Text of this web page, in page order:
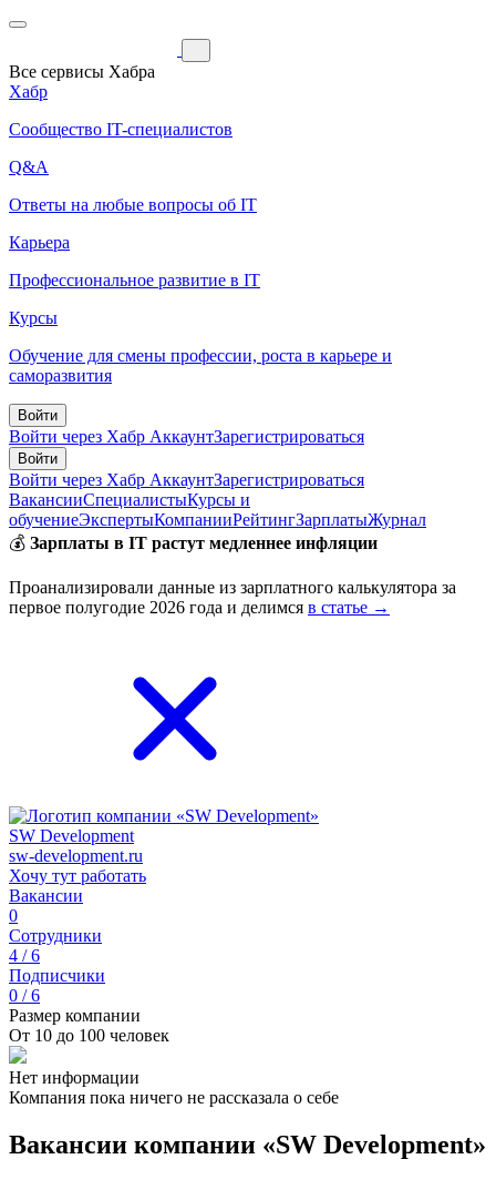
Все сервисы Хабра
Хабр
Сообщество IT-специалистов
Q&A
Ответы на любые вопросы об IT
Карьера
Профессиональное развитие в IT
Курсы
Обучение для смены профессии, роста в карьере и
саморазвития
Войти
Войти через Хабр АккаунтЗарегистрироваться
Войти
Войти через Хабр АккаунтЗарегистрироваться
ВакансииСпециалистыКурсы и
обучениеЭкспертыКомпанииРейтингЗарплатыЖурнал
💰 Зарплаты в IT растут медленнее инфляции
Проанализировали данные из зарплатного калькулятора за
первое полугодие 2026 года и делимся в статье →
SW Development
sw-development.ru
Хочу тут работать
Вакансии
0
Сотрудники
4 / 6
Подписчики
0 / 6
Размер компании
От 10 до 100 человек
Нет информации
Компания пока ничего не рассказала о себе
Вакансии компании «SW Development»